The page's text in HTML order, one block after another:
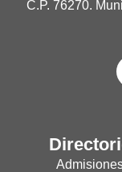
C.P. 76270.